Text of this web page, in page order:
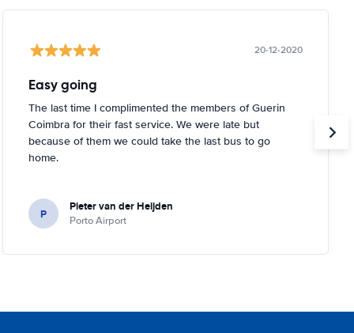
20-12-2020
Easy going
The last time I complimented the members of Guerin
Coimbra for their fast service. We were late but
because of them we could take the last bus to go
home.
P Pieter van der Heijden
Porto Airport